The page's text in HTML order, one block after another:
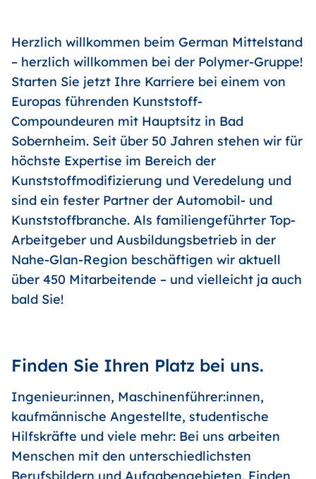
Herzlich willkommen beim German Mittelstand
– herzlich willkommen bei der Polymer-Gruppe!
Starten Sie jetzt Ihre Karriere bei einem von
Europas führenden Kunststoff-
Compoundeuren mit Hauptsitz in Bad
Sobernheim. Seit über 50 Jahren stehen wir für
höchste Expertise im Bereich der
Kunststoffmodifizierung und Veredelung und
sind ein fester Partner der Automobil- und
Kunststoffbranche. Als familiengeführter Top-
Arbeitgeber und Ausbildungsbetrieb in der
Nahe-Glan-Region beschäftigen wir aktuell
über 450 Mitarbeitende – und vielleicht ja auch
bald Sie!
Finden Sie Ihren Platz bei uns.
Ingenieur:innen, Maschinenführer:innen,
kaufmännische Angestellte, studentische
Hilfskräfte und viele mehr: Bei uns arbeiten
Menschen mit den unterschiedlichsten